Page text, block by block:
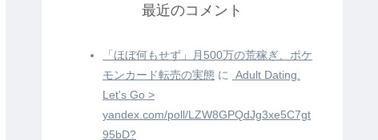
最近のコメント
「ほぼ何もせず」月500万の荒稼ぎ、ポケ
モンカード転売の実態 に
️ Adult Dating.
Let's Go >
yandex.com/poll/LZW8GPQdJg3xe5C7gt
95bD?